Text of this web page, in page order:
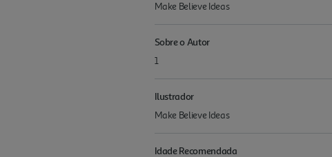
Make Believe Ideas
Sobre o Autor
1
Ilustrador
Make Believe Ideas
Idade Recomendada